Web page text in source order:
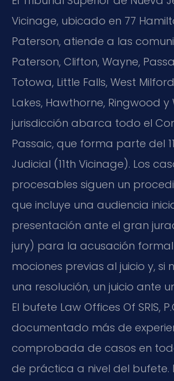
Vicinage, ubicado en 77
Paterson, atiende a las
Paterson, Clifton, Wayne,
Totowa, Little Falls, West
Lakes, Hawthorne, Ringwood y
jurisdicción abarca todo el
Passaic, que forma parte del
Judicial (11th Vicinage). Los
procesables siguen un
que incluye una audiencia
presentación ante el gran
jury) para la acusación
mociones previas al juicio y, si
una resolución, un juicio ante
El bufete Law Offices Of SRIS,
documentado más de
comprobada de casos en
de práctica a nivel del bufete.